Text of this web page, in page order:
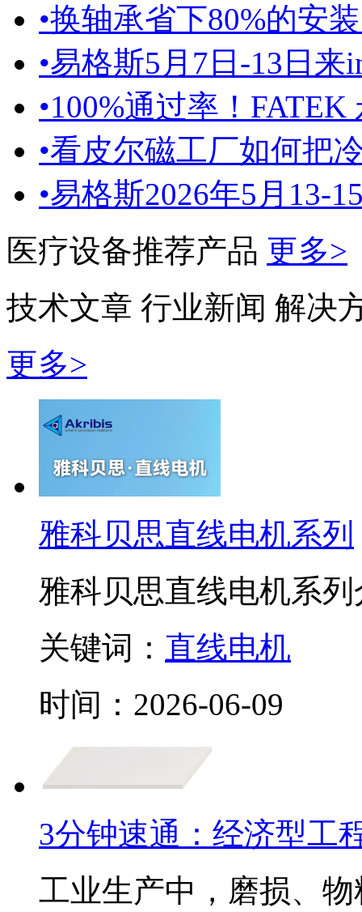
•换轴承省下80%的安
•易格斯5月7日-13日来
•100%通过率！
•看皮尔磁工厂如何把
•易格斯2026年5月13-
医疗设备推荐产品 更多>
技术文章 行业新闻 解决
更多>
雅科贝思直线电机系列
雅科贝思直线电机系列
关键词： 直线电机
时间：2026-06-09
3分钟速通：经济型工
工业生产中，磨损、